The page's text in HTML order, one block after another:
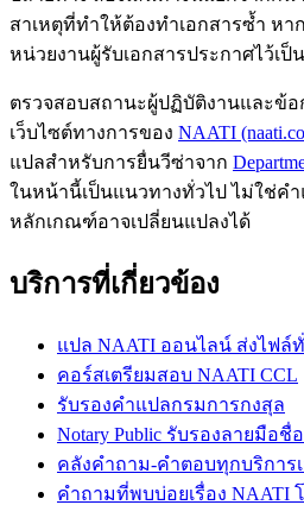
สาเหตุที่ทำให้ต้องทำเอกสารซ้ำ ห
หน่วยงานผู้รับเอกสารประกาศไว้เป็
ตรวจสอบสถานะผู้ปฏิบัติงานและข้อ
เว็บไซต์ทางการของ NAATI
แปลสำหรับการยื่นวีซ่าจาก
ในหน้านี้เป็นแนวทางทั่วไป ไม่ใช่ค
หลักเกณฑ์อาจเปลี่ยนแปลงได้
บริการที่เกี่ยวข้อง
แปล NAATI ออนไลน์ ส่งไฟล์
คอร์สเตรียมสอบ NAATI CCL
รับรองคำแปลกรมการกงสุล
Notary Public รับรองลายมือชื่
คลังคำถาม-คำตอบทุกบริการ
คำถามที่พบบ่อยเรื่อง NAATI